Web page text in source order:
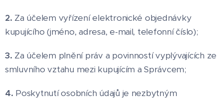
2. Za účelem vyřízení elektronické objednávky
kupujícího (jméno, adresa, e-mail, telefonní číslo);
3. Za účelem plnění práv a povinností vyplývajících ze
smluvního vztahu mezi kupujícím a Správcem;
4. Poskytnutí osobních údajů je nezbytným